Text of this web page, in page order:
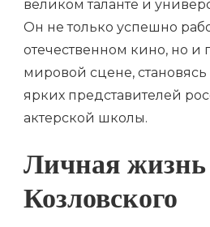
великом таланте и
Он не только успешно
отечественном кино, но и
мировой сцене,
ярких представителей
актерской школы.
Личная
Козловского